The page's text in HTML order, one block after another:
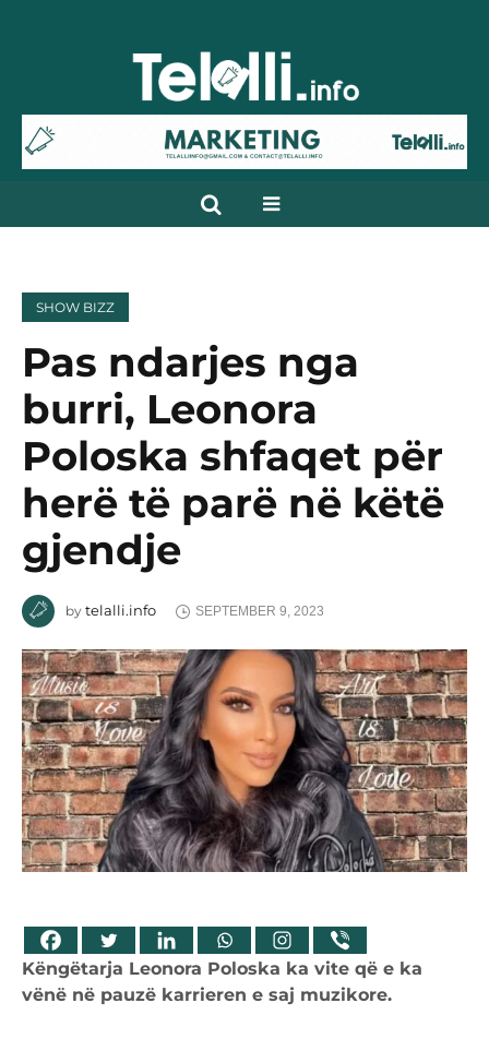
SHOW BIZZ
Pas ndarjes nga
burri, Leonora
Poloska shfaqet për
herë të parë në këtë
gjendje
by telalli.info SEPTEMBER 9, 2023
Këngëtarja Leonora Poloska ka vite që e ka
vënë në pauzë karrieren e saj muzikore.